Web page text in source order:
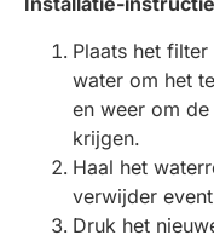
Plaats het
water om het
en weer om
krijgen.
Haal het
verwijder
Druk het